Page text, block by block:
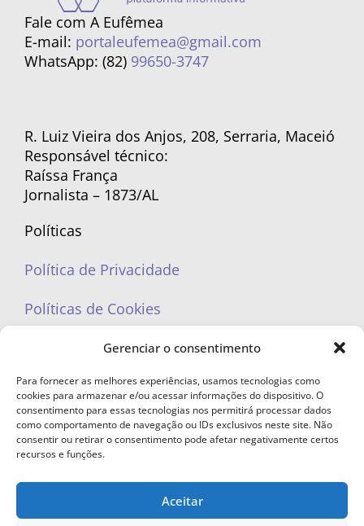
Gerenciar o consentimento
Para fornecer as melhores experiências, usamos tecnologias como
cookies para armazenar e/ou acessar informações do dispositivo. O
consentimento para essas tecnologias nos permitirá processar dados
como comportamento de navegação ou IDs exclusivos neste site. Não
consentir ou retirar o consentimento pode afetar negativamente certos
recursos e funções.
Aceitar
Fale com A Eufêmea
E-mail: portaleufemea@gmail.com
WhatsApp: (82) 99650-3747
R. Luiz Vieira dos Anjos, 208, Serraria, Maceió
Responsável técnico:
Raíssa França
Jornalista – 1873/AL
Políticas
Política de Privacidade
Políticas de Cookies
portaleufemea@gmail.com
© Copyright 2023 - Todos os direitos reservados. Proibida cópia total ou
parcial sem autorização.